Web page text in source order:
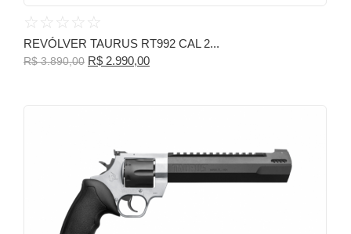
☆ ☆ ☆ ☆ ☆
REVÓLVER TAURUS RT992 CAL 2...
R$3.890,00 R$ 2.990,00